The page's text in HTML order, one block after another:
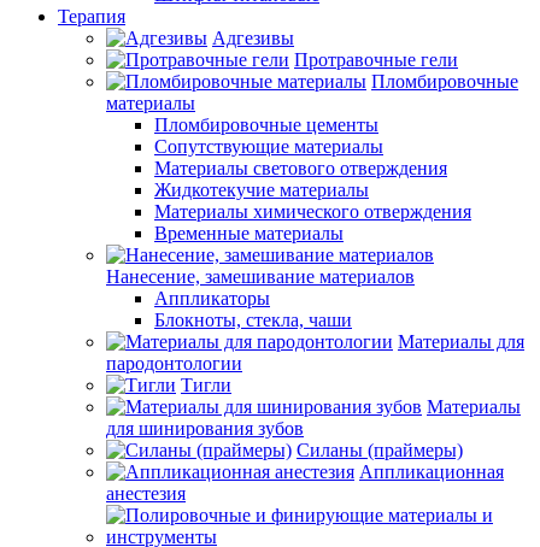
Терапия
Адгезивы
Протравочные гели
Пломбировочные
материалы
Пломбировочные цементы
Сопутствующие материалы
Материалы светового отверждения
Жидкотекучие материалы
Материалы химического отверждения
Временные материалы
Нанесение, замешивание материалов
Аппликаторы
Блокноты, стекла, чаши
Материалы для
пародонтологии
Тигли
Материалы
для шинирования зубов
Силаны (праймеры)
Аппликационная
анестезия